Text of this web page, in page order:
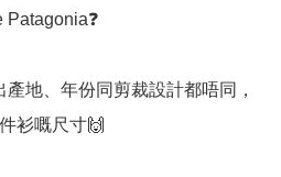
Patagonia❓
地、年份同剪裁設計都唔同，
衫嘅尺寸🙌